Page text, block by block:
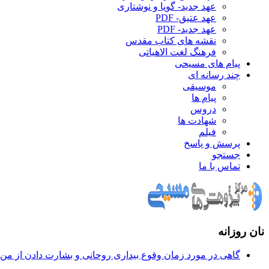
عهد جدید- گویا و نوشتاری
عهد عتیق- PDF
عهد جدید- PDF
نقشه های کتاب مقدس
فرهنگ لغت الاهیاتی
پیام های مسیحی
چند رسانه ای
موسیقی
پیام ها
دروس
شهادت ها
فیلم
پرسش و پاسخ
جستجو
تماس با ما
نان روزانه
گاهی در مورد زمان وقوع بيداری روحانی و بشارت دادن از من